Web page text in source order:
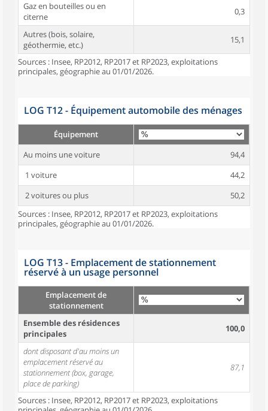
Gaz en bouteilles ou en
citerne
0,3
Autres (bois, solaire,
géothermie, etc.)
15,1
Sources : Insee, RP2012, RP2017 et RP2023, exploitations
principales, géographie au 01/01/2026.
LOG T12 - Équipement automobile des ménages
Équipement
Au moins une voiture
94,4
1 voiture
44,2
2 voitures ou plus
50,2
Sources : Insee, RP2012, RP2017 et RP2023, exploitations
principales, géographie au 01/01/2026.
LOG T13 - Emplacement de stationnement
réservé à un usage personnel
Emplacement de
stationnement
Ensemble des résidences
principales
100,0
dont disposant d'au moins un
emplacement réservé au
stationnement (box, garage,
place de parking)
87,1
Sources : Insee, RP2012, RP2017 et RP2023, exploitations